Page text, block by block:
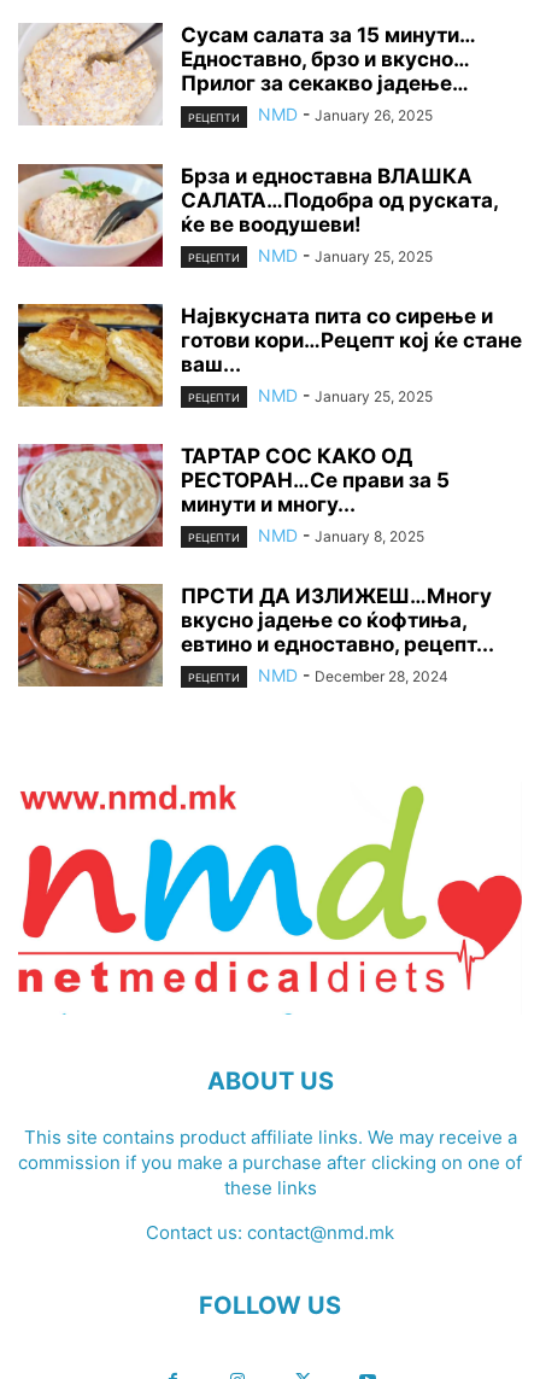
Сусам салата за 15 минути…
Едноставно, брзо и вкусно…
Прилог за секакво јадење…
РЕЦЕПТИ NMD - January 26, 2025
Брза и едноставна ВЛАШКА
САЛАТА…Подобра од руската,
ќе ве воодушеви!
РЕЦЕПТИ NMD - January 25, 2025
Највкусната пита со сирење и
готови кори…Рецепт кој ќе стане
ваш...
РЕЦЕПТИ NMD - January 25, 2025
ТАРТАР СОС КАКО ОД
РЕСТОРАН…Се прави за 5
минути и многу...
РЕЦЕПТИ NMD - January 8, 2025
ПРСТИ ДА ИЗЛИЖЕШ…Многу
вкусно јадење со ќофтиња,
евтино и едноставно, рецепт...
РЕЦЕПТИ NMD - December 28, 2024
ABOUT US
This site contains product affiliate links. We may receive a
commission if you make a purchase after clicking on one of
these links
Contact us: contact@nmd.mk
FOLLOW US